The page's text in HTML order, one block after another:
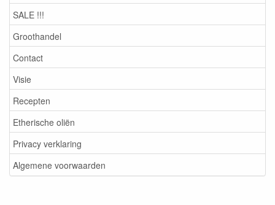
SALE !!!
Groothandel
Contact
Visie
Recepten
Etherische oliën
Privacy verklaring
Algemene voorwaarden